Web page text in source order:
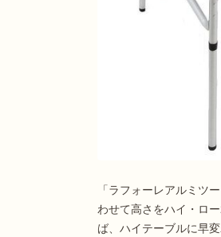
「ラフォーレアルミツ
わせて高さをハイ・ロ
ば、ハイテーブルに早